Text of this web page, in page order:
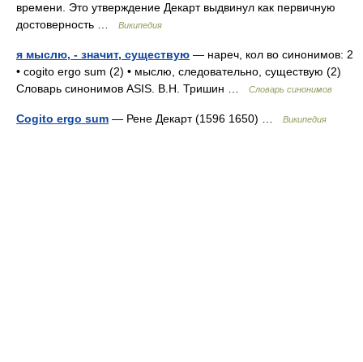
времени. Это утверждение Декарт выдвинул как первичную
достоверность …
Википедия
я мыслю, - значит, существую — нареч, кол во синонимов: 2
• cogito ergo sum (2) • мыслю, следовательно, существую (2)
Словарь синонимов ASIS. В.Н. Тришин …
Словарь синонимов
Cogito ergo sum — Рене Декарт (1596 1650) … Википедия